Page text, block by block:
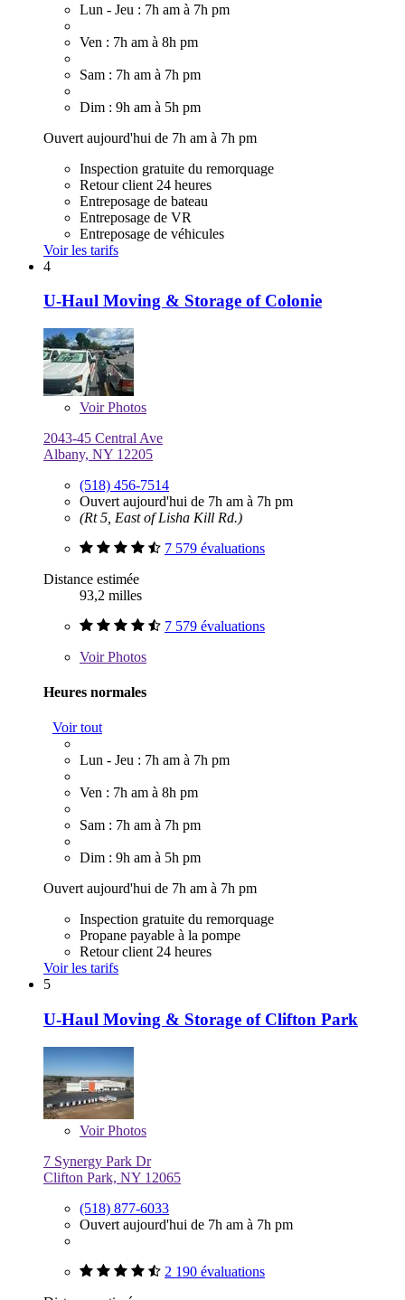
Lun - Jeu : 7h am à 7h pm
Ven : 7h am à 8h pm
Sam : 7h am à 7h pm
Dim : 9h am à 5h pm
Ouvert aujourd'hui de 7h am à 7h pm
Inspection gratuite du remorquage
Retour client 24 heures
Entreposage de bateau
Entreposage de VR
Entreposage de véhicules
Voir les tarifs
4
U-Haul Moving & Storage of Colonie
VoirPhotos
2043-45 Central Ave
Albany, NY 12205
(518) 456-7514
Ouvert aujourd'hui de 7h am à 7h pm
(Rt 5, East of Lisha Kill Rd.)
7 579 évaluations
Distance estimée
93,2 milles
7 579 évaluations
VoirPhotos
Heures normales
Voir tout
Lun - Jeu : 7h am à 7h pm
Ven : 7h am à 8h pm
Sam : 7h am à 7h pm
Dim : 9h am à 5h pm
Ouvert aujourd'hui de 7h am à 7h pm
Inspection gratuite du remorquage
Propane payable à la pompe
Retour client 24 heures
Voir les tarifs
5
U-Haul Moving & Storage of Clifton Park
VoirPhotos
7 Synergy Park Dr
Clifton Park, NY 12065
(518) 877-6033
Ouvert aujourd'hui de 7h am à 7h pm
2 190 évaluations